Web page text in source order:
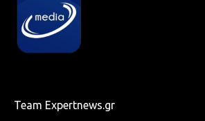
Team Expertnews.gr